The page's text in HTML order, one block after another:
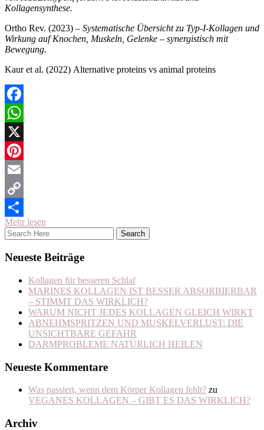
Kollagensynthese.
Ortho Rev. (2023) – Systematische Übersicht zu Typ-I-Kollagen und
Wirkung auf Knochen, Muskeln, Gelenke – synergistisch mit
Bewegung.
Kaur et al. (2022) Alternative proteins vs animal proteins
Facebook
WhatsApp
X
Pinterest
Email
Copy
Link
Teilen
Mehr lesen
Neueste Beiträge
Kollagen für besseren Schlaf
MARINES KOLLAGEN IST BESSER ABSORBIERBAR
– STIMMT DAS WIRKLICH?
WARUM NICHT JEDES KOLLAGEN GLEICH WIRKT
ABNEHMSPRITZEN UND MUSKELVERLUST: DIE
UNSICHTBARE GEFAHR
DARMPROBLEME NATÜRLICH HEILEN
Neueste Kommentare
Was passiert, wenn dem Körper Kollagen fehlt? zu
VEGANES KOLLAGEN – GIBT ES DAS WIRKLICH?
Archiv